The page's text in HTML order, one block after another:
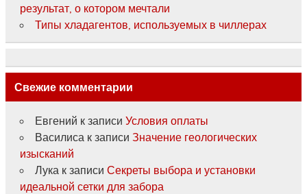
результат, о котором мечтали
Типы хладагентов, используемых в чиллерах
Свежие комментарии
Евгений к записи Условия оплаты
Василиса к записи Значение геологических
изысканий
Лука к записи Секреты выбора и установки
идеальной сетки для забора